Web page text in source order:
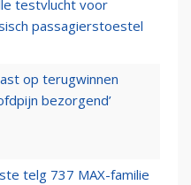
testvlucht voor
passagierstoestel
op terugwinnen
bezorgend’
telg 737 MAX-familie